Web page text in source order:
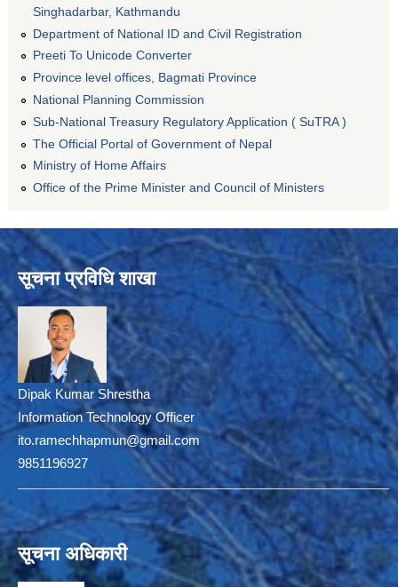
Singhadarbar, Kathmandu
Department of National ID and Civil Registration
Preeti To Unicode Converter
Province level offices, Bagmati Province
National Planning Commission
Sub-National Treasury Regulatory Application ( SuTRA )
The Official Portal of Government of Nepal
Ministry of Home Affairs
Office of the Prime Minister and Council of Ministers
सूचना प्रविधि शाखा
Dipak Kumar Shrestha
Information Technology Officer
ito.ramechhapmun@gmail.com
9851196927
सूचना अधिकारी